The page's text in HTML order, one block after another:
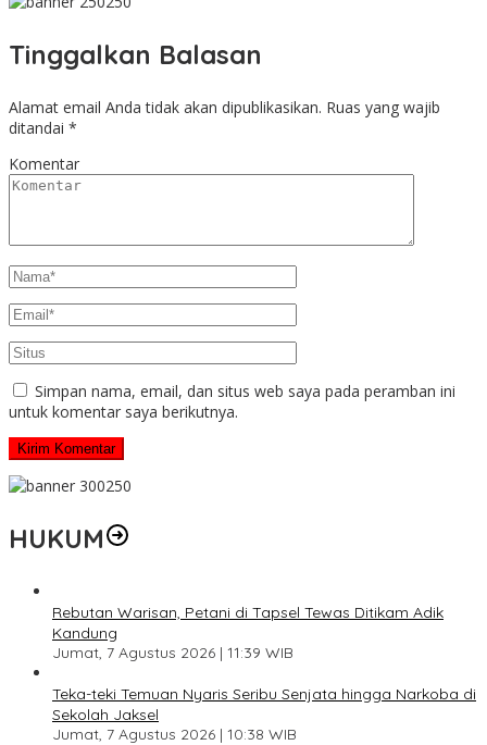
Tinggalkan Balasan
Alamat email Anda tidak akan dipublikasikan. Ruas yang wajib
ditandai *
Komentar
Simpan nama, email, dan situs web saya pada peramban ini
untuk komentar saya berikutnya.
HUKUM
Rebutan Warisan, Petani di Tapsel Tewas Ditikam Adik
Kandung
Jumat, 7 Agustus 2026 | 11:39 WIB
Teka-teki Temuan Nyaris Seribu Senjata hingga Narkoba di
Sekolah Jaksel
Jumat, 7 Agustus 2026 | 10:38 WIB